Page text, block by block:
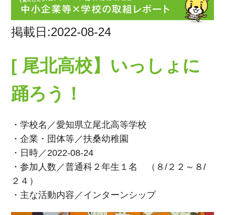
掲載日:2022-08-24
[ 尾北高校】いっしょに
踊ろう！
・学校名／愛知県立尾北高等学校
・企業・団体等／扶桑幼稚園
・日時／2022-08-24
・参加人数／普通科２年生１名 （８/２２～８/
２４）
・主な活動内容／インターンシップ